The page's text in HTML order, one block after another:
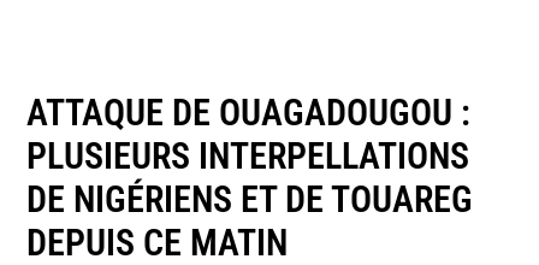
ATTAQUE DE OUAGADOUGOU :
PLUSIEURS INTERPELLATIONS
DE NIGÉRIENS ET DE TOUAREG
DEPUIS CE MATIN